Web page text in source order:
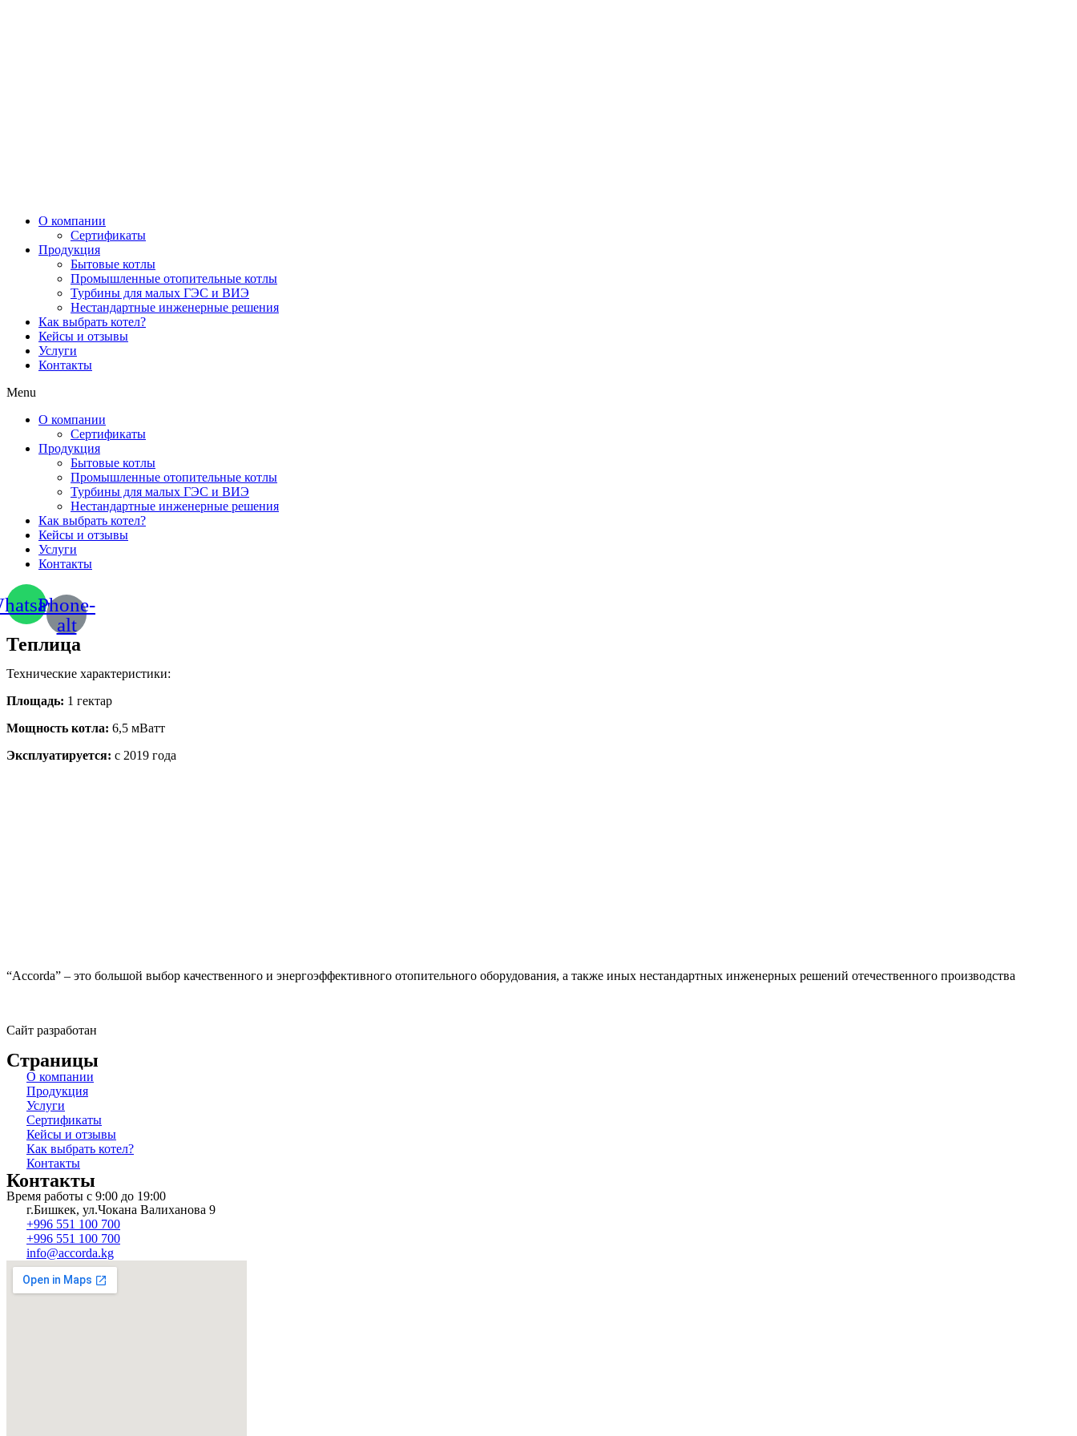
О компании
Сертификаты
Продукция
Бытовые котлы
Промышленные отопительные котлы
Турбины для малых ГЭС и ВИЭ
Нестандартные инженерные решения
Как выбрать котел?
Кейсы и отзывы
Услуги
Контакты
Menu
О компании
Сертификаты
Продукция
Бытовые котлы
Промышленные отопительные котлы
Турбины для малых ГЭС и ВИЭ
Нестандартные инженерные решения
Как выбрать котел?
Кейсы и отзывы
Услуги
Контакты
Phone-
alt
Теплица
Технические характеристики:
Площадь: 1 гектар
Мощность котла: 6,5 мВатт
Эксплуатируется: с 2019 года
“Accorda” – это большой выбор качественного и энергоэффективного отопительного оборудования, а также иных нестандартных инженерных решений отечественного производства
Сайт разработан
Страницы
О компании
Продукция
Услуги
Сертификаты
Кейсы и отзывы
Как выбрать котел?
Контакты
Контакты
Время работы с 9:00 до 19:00
г.Бишкек, ул.Чокана Валиханова 9
+996 551 100 700
+996 551 100 700
info@accorda.kg